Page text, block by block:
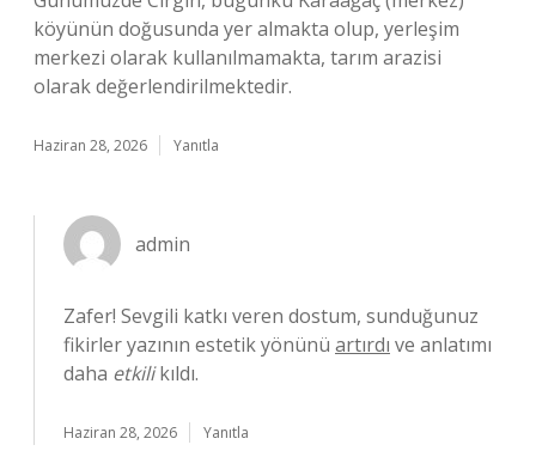
köyünün doğusunda yer almakta olup, yerleşim
merkezi olarak kullanılmamakta, tarım arazisi
olarak değerlendirilmektedir.
Haziran 28, 2026 Yanıtla
admin
Zafer! Sevgili katkı veren dostum, sunduğunuz
fikirler yazının estetik yönünü artırdı ve anlatımı
daha etkilikıldı.
Haziran 28, 2026 Yanıtla